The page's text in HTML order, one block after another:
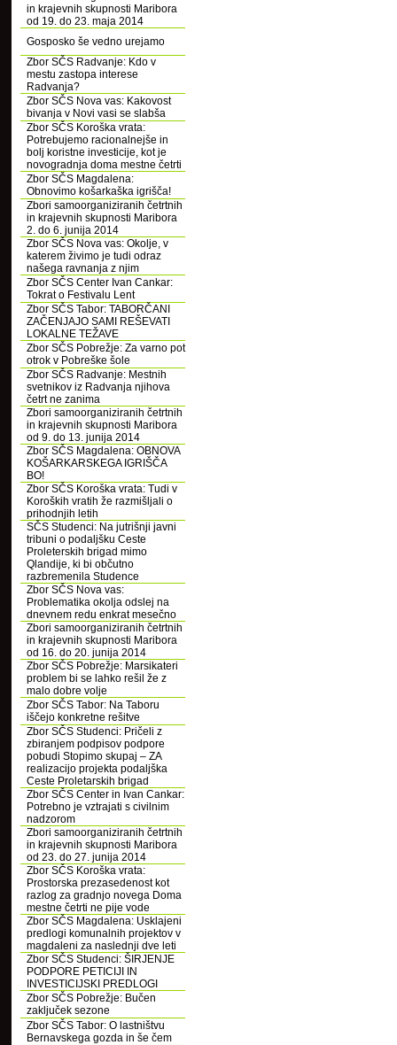
in krajevnih skupnosti Maribora
od 19. do 23. maja 2014
Gosposko še vedno urejamo
Zbor SČS Radvanje: Kdo v
mestu zastopa interese
Radvanja?
Zbor SČS Nova vas: Kakovost
bivanja v Novi vasi se slabša
Zbor SČS Koroška vrata:
Potrebujemo racionalnejše in
bolj koristne investicije, kot je
novogradnja doma mestne četrti
Zbor SČS Magdalena:
Obnovimo košarkaška igrišča!
Zbori samoorganiziranih četrtnih
in krajevnih skupnosti Maribora
2. do 6. junija 2014
Zbor SČS Nova vas: Okolje, v
katerem živimo je tudi odraz
našega ravnanja z njim
Zbor SČS Center Ivan Cankar:
Tokrat o Festivalu Lent
Zbor SČS Tabor: TABORČANI
ZAČENJAJO SAMI REŠEVATI
LOKALNE TEŽAVE
Zbor SČS Pobrežje: Za varno pot
otrok v Pobreške šole
Zbor SČS Radvanje: Mestnih
svetnikov iz Radvanja njihova
četrt ne zanima
Zbori samoorganiziranih četrtnih
in krajevnih skupnosti Maribora
od 9. do 13. junija 2014
Zbor SČS Magdalena: OBNOVA
KOŠARKARSKEGA IGRIŠČA
BO!
Zbor SČS Koroška vrata: Tudi v
Koroških vratih že razmišljali o
prihodnjih letih
SČS Studenci: Na jutrišnji javni
tribuni o podaljšku Ceste
Proleterskih brigad mimo
Qlandije, ki bi občutno
razbremenila Studence
Zbor SČS Nova vas:
Problematika okolja odslej na
dnevnem redu enkrat mesečno
Zbori samoorganiziranih četrtnih
in krajevnih skupnosti Maribora
od 16. do 20. junija 2014
Zbor SČS Pobrežje: Marsikateri
problem bi se lahko rešil že z
malo dobre volje
Zbor SČS Tabor: Na Taboru
iščejo konkretne rešitve
Zbor SČS Studenci: Pričeli z
zbiranjem podpisov podpore
pobudi Stopimo skupaj – ZA
realizacijo projekta podaljška
Ceste Proletarskih brigad
Zbor SČS Center in Ivan Cankar:
Potrebno je vztrajati s civilnim
nadzorom
Zbori samoorganiziranih četrtnih
in krajevnih skupnosti Maribora
od 23. do 27. junija 2014
Zbor SČS Koroška vrata:
Prostorska prezasedenost kot
razlog za gradnjo novega Doma
mestne četrti ne pije vode
Zbor SČS Magdalena: Usklajeni
predlogi komunalnih projektov v
magdaleni za naslednji dve leti
Zbor SČS Studenci: ŠIRJENJE
PODPORE PETICIJI IN
INVESTICIJSKI PREDLOGI
Zbor SČS Pobrežje: Bučen
zaključek sezone
Zbor SČS Tabor: O lastništvu
Bernavskega gozda in še čem